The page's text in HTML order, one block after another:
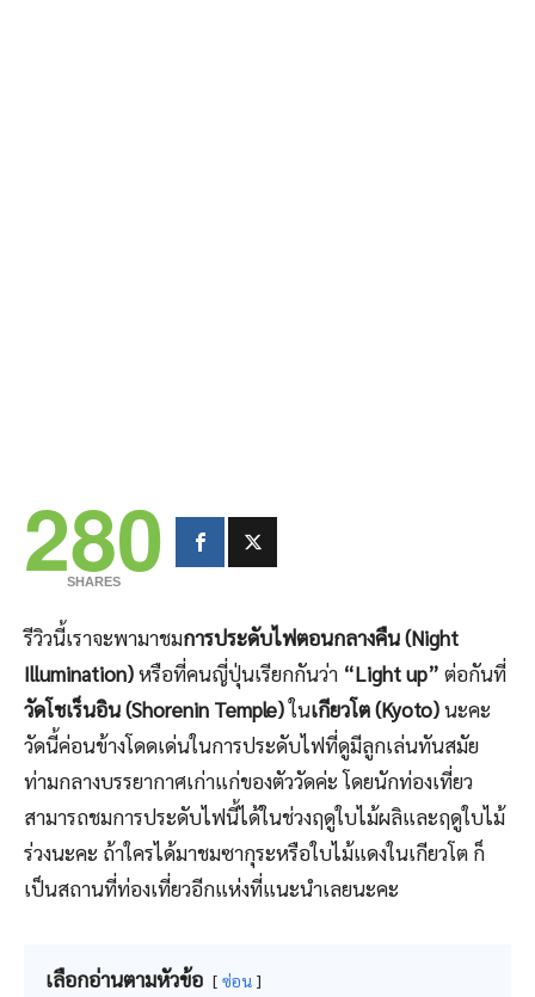
280
SHARES
รีวิวนี้เราจะพามาชมการประดับไฟตอนกลางคืน (Night
Illumination)หรือที่คนญี่ปุ่นเรียกกันว่า “Light up” ต่อกันที่
วัดโชเร็นอิน (Shorenin Temple)ในเกียวโต (Kyoto)นะคะ
วัดนี้ค่อนข้างโดดเด่นในการประดับไฟที่ดูมีลูกเล่นทันสมัย
ท่ามกลางบรรยากาศเก่าแก่ของตัววัดค่ะ โดยนักท่องเที่ยว
สามารถชมการประดับไฟนี้ได้ในช่วงฤดูใบไม้ผลิและฤดูใบไม้
ร่วงนะคะ ถ้าใครได้มาชมซากุระหรือใบไม้แดงในเกียวโต ก็
เป็นสถานที่ท่องเที่ยวอีกแห่งที่แนะนำเลยนะคะ
เลือกอ่านตามหัวข้อ ซ่อน